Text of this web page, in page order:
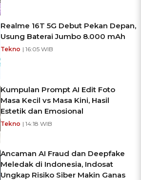
Realme 16T 5G Debut Pekan Depan,
Usung Baterai Jumbo 8.000 mAh
Tekno | 16:05 WIB
Kumpulan Prompt AI Edit Foto
Masa Kecil vs Masa Kini, Hasil
Estetik dan Emosional
Tekno | 14:18 WIB
Ancaman AI Fraud dan Deepfake
Meledak di Indonesia, Indosat
Ungkap Risiko Siber Makin Ganas